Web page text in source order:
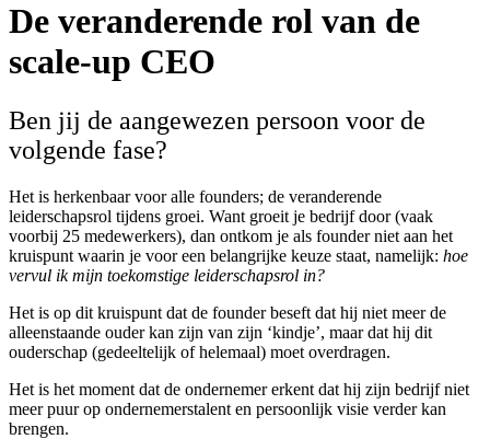
De veranderende rol van de
scale-up CEO
Ben jij de aangewezen persoon voor de
volgende fase?
Het is herkenbaar voor alle founders; de veranderende
leiderschapsrol tijdens groei. Want groeit je bedrijf door (vaak
voorbij 25 medewerkers), dan ontkom je als founder niet aan het
kruispunt waarin je voor een belangrijke keuze staat, namelijk: hoe
vervul ik mijn toekomstige leiderschapsrol in?
Het is op dit kruispunt dat de founder beseft dat hij niet meer de
alleenstaande ouder kan zijn van zijn ‘kindje’, maar dat hij dit
ouderschap (gedeeltelijk of helemaal) moet overdragen.
Het is het moment dat de ondernemer erkent dat hij zijn bedrijf niet
meer puur op ondernemerstalent en persoonlijk visie verder kan
brengen.